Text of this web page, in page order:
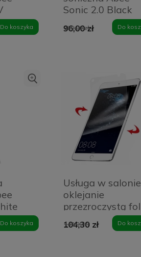
Do koszyka
Sonic 2.0 Black
96,00 zł
129,00 zł Do
Do koszyka
Usługa w
oklejanie
przezroczystą
PanzerGlass -
104,30 zł
149,00 zł Do